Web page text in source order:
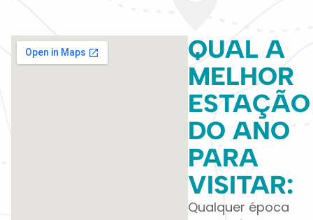
QUAL A
MELHOR
ESTAÇÃO
DO ANO
PARA
VISITAR:
Qualquer época